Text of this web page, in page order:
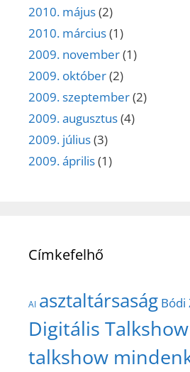
2010. május(2)
2010. március(1)
2009. november(1)
2009. október(2)
2009. szeptember(2)
2009. augusztus(4)
2009. július(3)
2009. április(1)
Címkefelhő
AI asztaltársaság Bódi
Digitális Talkshow
talkshow